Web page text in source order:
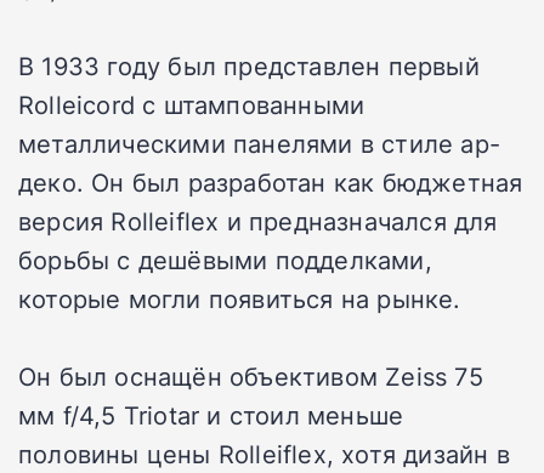
В 1933 году был представлен первый
Rolleicord с штампованными
металлическими панелями в стиле ар-
деко. Он был разработан как бюджетная
версия Rolleiflex и предназначался для
борьбы с дешёвыми подделками,
которые могли появиться на рынке.
Он был оснащён объективом Zeiss 75
мм f/4,5 Triotar и стоил меньше
половины цены Rolleiflex, хотя дизайн в